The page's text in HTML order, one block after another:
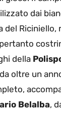
dai
del Riciniello,
della
da oltre un
Belalba,